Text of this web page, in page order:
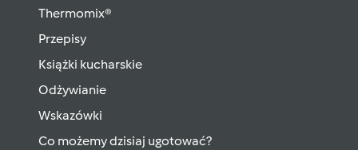
Thermomix®
Przepisy
Książki kucharskie
Odżywianie
Wskazówki
Co możemy dzisiaj ugotować?